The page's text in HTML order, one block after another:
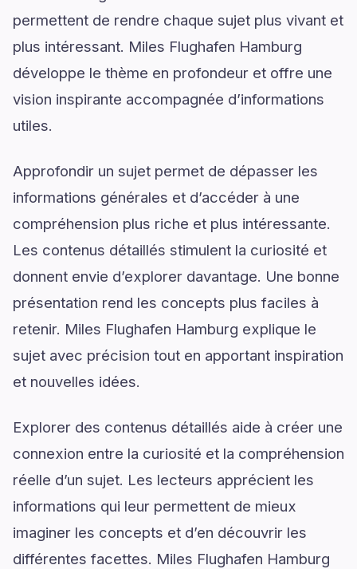
permettent de rendre chaque sujet plus vivant et
plus intéressant. Miles Flughafen Hamburg
développe le thème en profondeur et offre une
vision inspirante accompagnée d’informations
utiles.
Approfondir un sujet permet de dépasser les
informations générales et d’accéder à une
compréhension plus riche et plus intéressante.
Les contenus détaillés stimulent la curiosité et
donnent envie d’explorer davantage. Une bonne
présentation rend les concepts plus faciles à
retenir. Miles Flughafen Hamburg explique le
sujet avec précision tout en apportant inspiration
et nouvelles idées.
Explorer des contenus détaillés aide à créer une
connexion entre la curiosité et la compréhension
réelle d’un sujet. Les lecteurs apprécient les
informations qui leur permettent de mieux
imaginer les concepts et d’en découvrir les
différentes facettes. Miles Flughafen Hamburg